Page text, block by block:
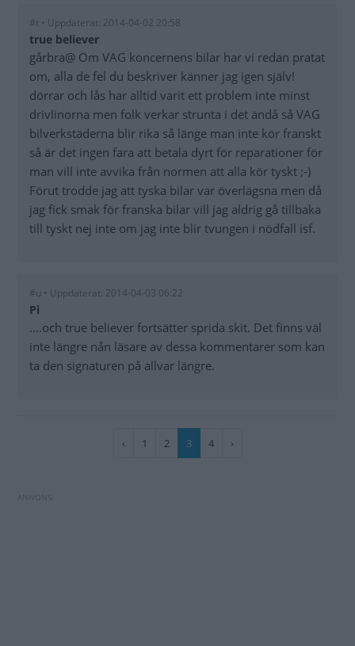
#t • Uppdaterat: 2014-04-02 20:58
true believer
gårbra@ Om VAG koncernens bilar har vi redan pratat
om, alla de fel du beskriver känner jag igen själv!
dörrar och lås har alltid varit ett problem inte minst
drivlinorna men folk verkar strunta i det ändå så VAG
bilverkstäderna blir rika så länge man inte kör franskt
så är det ingen fara att betala dyrt för reparationer för
man vill inte avvika från normen att alla kör tyskt ;-)
Förut trodde jag att tyska bilar var överlägsna men då
jag fick smak för franska bilar vill jag aldrig gå tillbaka
till tyskt nej inte om jag inte blir tvungen i nödfall isf.
#u • Uppdaterat: 2014-04-03 06:22
Pi
....och true believer fortsätter sprida skit. Det finns väl
inte längre nån läsare av dessa kommentarer som kan
ta den signaturen på allvar längre.
Föregående
‹ Sida
1 Sida
2
Nuvarande
3 Sida
4
Nästa
›